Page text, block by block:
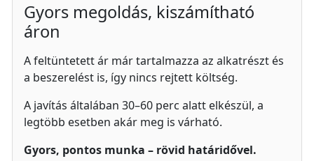
Gyors megoldás, kiszámítható
áron
A feltüntetett ár már tartalmazza az alkatrészt és
a beszerelést is, így nincs rejtett költség.
A javítás általában 30–60 perc alatt elkészül, a
legtöbb esetben akár meg is várható.
Gyors, pontos munka – rövid határidővel.